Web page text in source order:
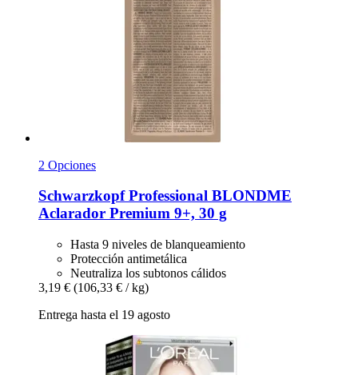
2 Opciones
Schwarzkopf Professional BLONDME
Aclarador Premium 9+, 30 g
Hasta 9 niveles de blanqueamiento
Protección antimetálica
Neutraliza los subtonos cálidos
3,19 € (106,33 € / kg)
Entrega hasta el 19 agosto